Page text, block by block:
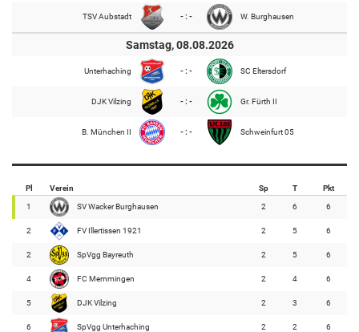
TSV Aubstadt - : - W. Burghausen
Samstag, 08.08.2026
Unterhaching - : - SC Eltersdorf
DJK Vilzing - : - Gr. Fürth II
B. München II - : - Schweinfurt 05
Pl Verein Sp T Pkt
1 SV Wacker Burghausen 2 6 6
2 FV Illertissen 1921 2 5 6
2 SpVgg Bayreuth 2 5 6
4 FC Memmingen 2 4 6
5 DJK Vilzing 2 3 6
6 SpVgg Unterhaching 2 2 6